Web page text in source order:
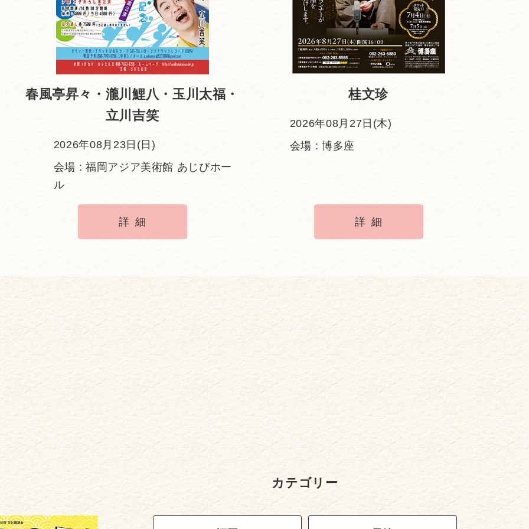
春風亭昇々・瀧川鯉八・玉川太福・
立川吉笑
2026年08月23日(日)
会場 : 福岡アジア美術館 あじびホー
ル
詳細
桂文珍
2026年08月27日(木)
会場 : 博多座
詳細
カテゴリー